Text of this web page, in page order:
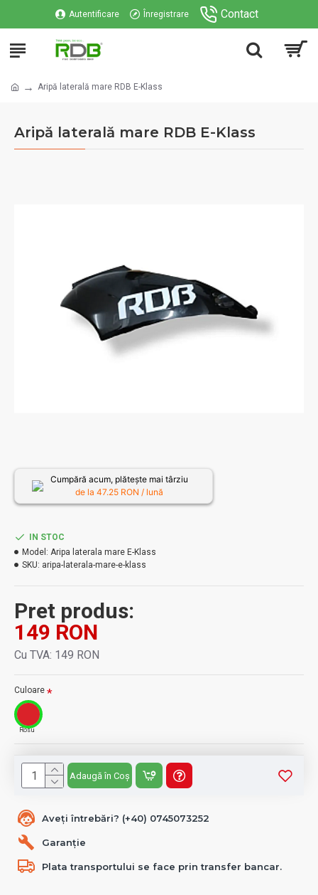
Autentificare Înregistrare Contact
Aripă laterală mare RDB E-Klass
Aripă laterală mare RDB E-Klass
Aveți întrebări? (+40) 0745073252
Garanție
Plata transportului se face prin transfer bancar.
Pret produs:
149 RON
Cu TVA: 149 RON
IN STOC
Model: Aripa laterala mare E-Klass
SKU: aripa-laterala-mare-e-klass
Culoare
Rosu
Adaugă în Coș
Cumpără acum, plătește mai târziu
de la 47.25 RON / lună